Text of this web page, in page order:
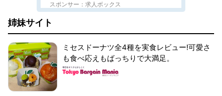
スポンサー：求人ボックス
姉妹サイト
ミセスドーナツ全4種を実食レビュー!可愛さ
も食べ応えもばっちりで大満足。